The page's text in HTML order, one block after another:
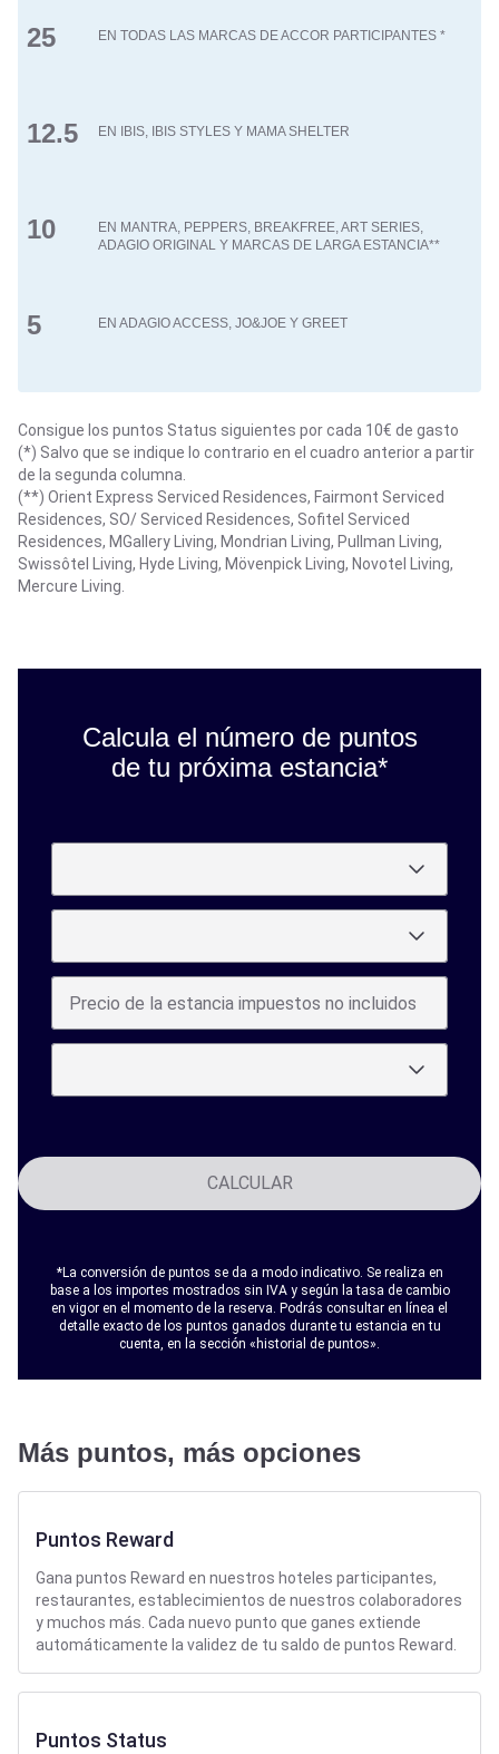
25
12.5
10
5
Consigue los puntos Status siguientes por cada 10€ de gasto
(*) Salvo que se indique lo contrario en el cuadro anterior a partir
de la segunda columna.
(**) Orient Express Serviced Residences, Fairmont Serviced
Residences, SO/ Serviced Residences, Sofitel Serviced
Residences, MGallery Living, Mondrian Living, Pullman Living,
Swissôtel Living, Hyde Living, Mövenpick Living, Novotel Living,
Mercure Living.
Calcula el número de puntos
de tu próxima estancia*
CALCULAR
*La conversión de puntos se da a modo indicativo. Se realiza en
base a los importes mostrados sin IVA y según la tasa de cambio
en vigor en el momento de la reserva. Podrás consultar en línea el
detalle exacto de los puntos ganados durante tu estancia en tu
cuenta, en la sección «historial de puntos».
Más puntos, más opciones
Puntos Reward
Gana puntos Reward en nuestros hoteles participantes,
restaurantes, establecimientos de nuestros colaboradores
y muchos más. Cada nuevo punto que ganes extiende
automáticamente la validez de tu saldo de puntos Reward.
Puntos Status